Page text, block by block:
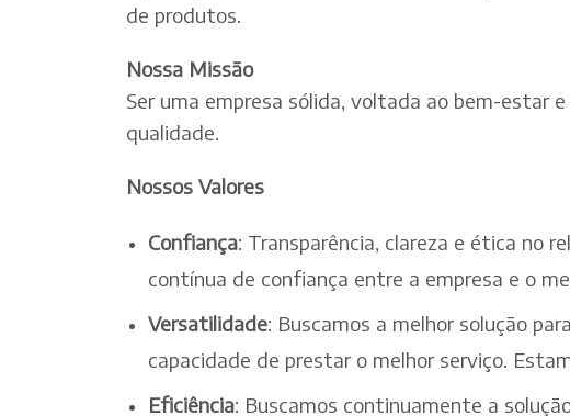
de produtos.
Nossa Missão
Ser uma empresa sólida, voltada ao bem-estar
qualidade.
Nossos Valores
Confiança: Transparência, clareza e ética no
contínua de confiança entre a empresa e o
Versatilidade: Buscamos a melhor solução
capacidade de prestar o melhor serviço.
Eficiência: Buscamos continuamente a